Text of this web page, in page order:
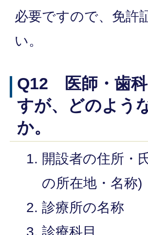
必要ですので、免許
い。
Q12 医師・歯科
すが、どのよう
か。
開設者の住所・
の所在地・名称)
診療所の名称
診療科目